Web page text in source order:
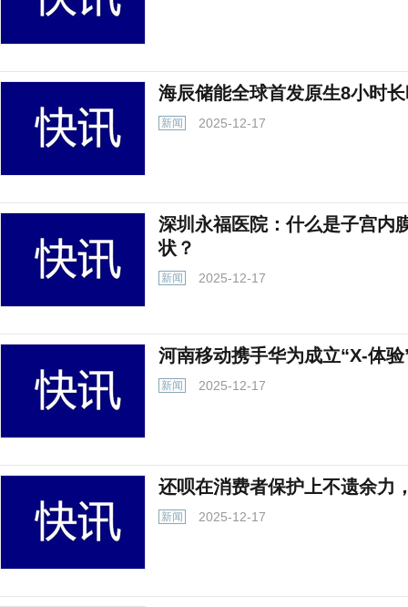
海辰储能全球首发原生8小时
新闻 2025-12-17
深圳永福医院：什么是子宫内
状？
新闻 2025-12-17
河南移动携手华为成立“X-体
新闻 2025-12-17
还呗在消费者保护上不遗余力
新闻 2025-12-17